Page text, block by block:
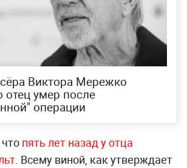
Виктора Мережко
отец умер после
операции
пять лет назад у отца
. Всему виной, как утверждает